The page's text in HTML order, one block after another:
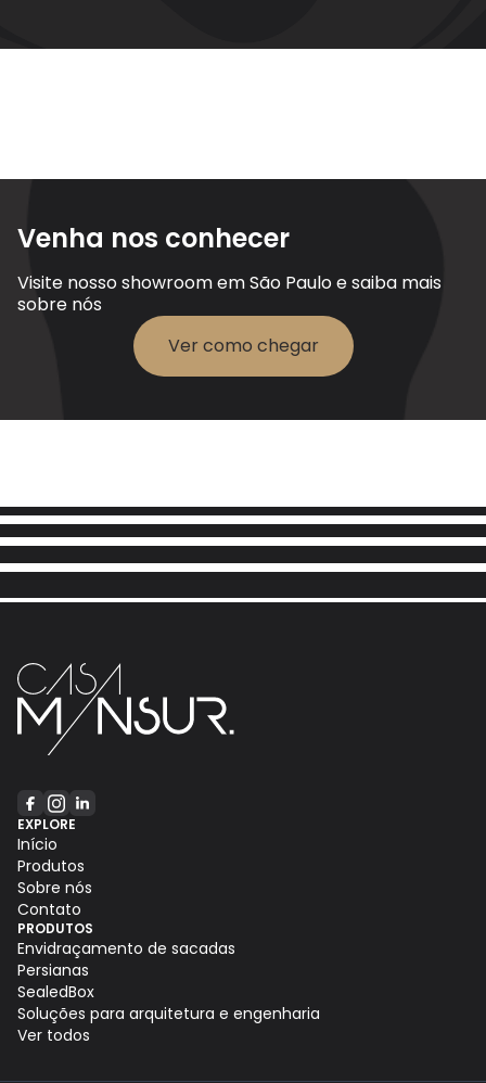
Venha nos conhecer
Visite nosso showroom em São Paulo e saiba mais
sobre nós
Ver como chegar
EXPLORE
Início
Produtos
Sobre nós
Contato
PRODUTOS
Envidraçamento de sacadas
Persianas
SealedBox
Soluções para arquitetura e engenharia
Ver todos